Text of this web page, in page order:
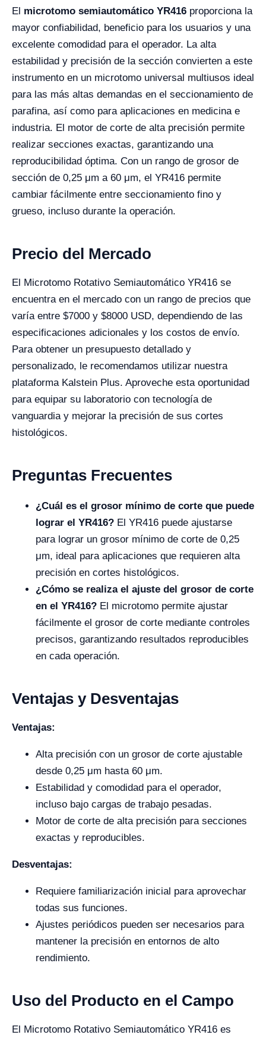
El microtomo semiautomático YR416 proporciona la
mayor confiabilidad, beneficio para los usuarios y una
excelente comodidad para el operador. La alta
estabilidad y precisión de la sección convierten a este
instrumento en un microtomo universal multiusos ideal
para las más altas demandas en el seccionamiento de
parafina, así como para aplicaciones en medicina e
industria. El motor de corte de alta precisión permite
realizar secciones exactas, garantizando una
reproducibilidad óptima. Con un rango de grosor de
sección de 0,25 μm a 60 μm, el YR416 permite
cambiar fácilmente entre seccionamiento fino y
grueso, incluso durante la operación.
Precio del Mercado
El Microtomo Rotativo Semiautomático YR416 se
encuentra en el mercado con un rango de precios que
varía entre $7000 y $8000 USD, dependiendo de las
especificaciones adicionales y los costos de envío.
Para obtener un presupuesto detallado y
personalizado, le recomendamos utilizar nuestra
plataforma Kalstein Plus. Aproveche esta oportunidad
para equipar su laboratorio con tecnología de
vanguardia y mejorar la precisión de sus cortes
histológicos.
Preguntas Frecuentes
¿Cuál es el grosor mínimo de corte que puede
lograr el YR416? El YR416 puede ajustarse
para lograr un grosor mínimo de corte de 0,25
μm, ideal para aplicaciones que requieren alta
precisión en cortes histológicos.
¿Cómo se realiza el ajuste del grosor de corte
en el YR416? El microtomo permite ajustar
fácilmente el grosor de corte mediante controles
precisos, garantizando resultados reproducibles
en cada operación.
Ventajas y Desventajas
Ventajas:
Alta precisión con un grosor de corte ajustable
desde 0,25 μm hasta 60 μm.
Estabilidad y comodidad para el operador,
incluso bajo cargas de trabajo pesadas.
Motor de corte de alta precisión para secciones
exactas y reproducibles.
Desventajas:
Requiere familiarización inicial para aprovechar
todas sus funciones.
Ajustes periódicos pueden ser necesarios para
mantener la precisión en entornos de alto
rendimiento.
Uso del Producto en el Campo
El Microtomo Rotativo Semiautomático YR416 es